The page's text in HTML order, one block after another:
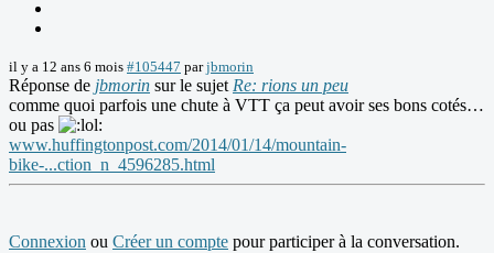
il y a 12 ans 6 mois #105447 parjbmorin
Réponse de jbmorin sur le sujet Re: rions un peu
comme quoi parfois une chute à VTT ça peut avoir ses bons cotés…
ou pas
www.huffingtonpost.com/2014/01/14/mountain-
bike-...ction_n_4596285.html
Connexion ou Créer un compte pour participer à la conversation.